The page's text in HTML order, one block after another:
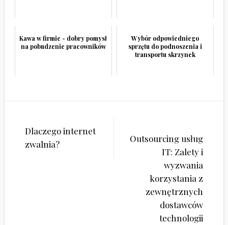
Kawa w firmie - dobry pomysł
na pobudzenie pracowników
Wybór odpowiedniego
sprzętu do podnoszenia i
transportu skrzynek
Nawigacja
wpisu
Dlaczego internet
zwalnia?
Outsourcing usług
IT: Zalety i
wyzwania
korzystania z
zewnętrznych
dostawców
technologii